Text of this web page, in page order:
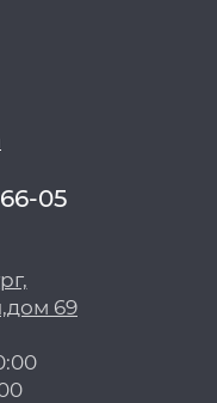
05
69